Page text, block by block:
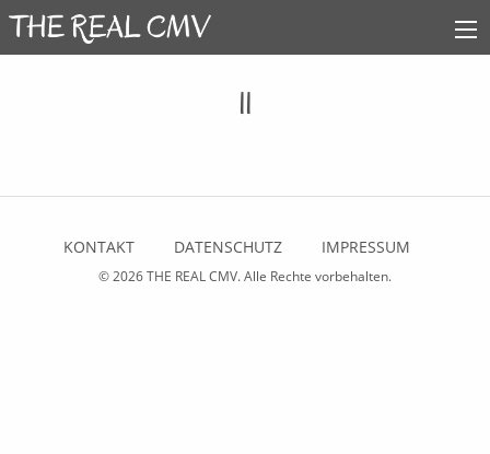
11
KONTAKT DATENSCHUTZ IMPRESSUM
© 2026THE REAL CMV. Alle Rechte vorbehalten.